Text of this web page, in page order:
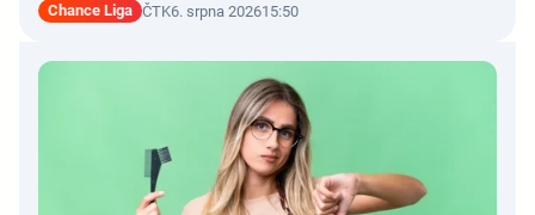
Chance Liga ČTK6. srpna 202615:50